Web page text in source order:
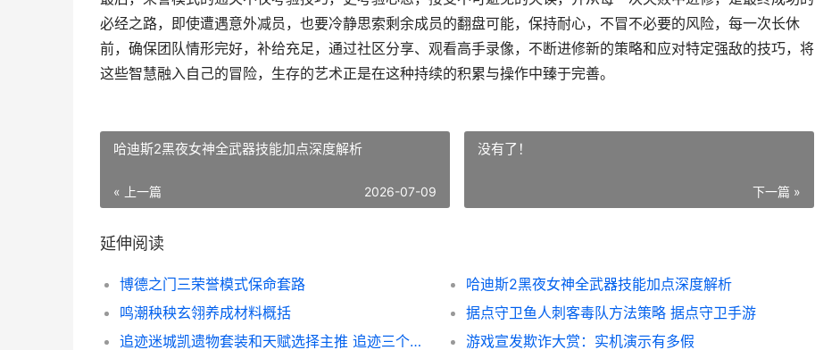
必经之路，即使遭遇意外减员，也要冷静思索剩余成员的翻盘可能，保持耐心，不冒不必要的风险，每一次长休
前，确保团队情形完好，补给充足，通过社区分享、观看高手录像，不断进修新的策略和应对特定强敌的技巧，将
这些智慧融入自己的冒险，生存的艺术正是在这种持续的积累与操作中臻于完善。
哈迪斯2黑夜女神全武器技能加点深度解析
« 上一篇 2026-07-09
没有了！
下一篇 »
延伸阅读
博德之门三荣誉模式保命套路
哈迪斯2黑夜女神全武器技能加点深度解析
鸣潮秧秧玄翎养成材料概括
据点守卫鱼人刺客毒队方法策略 据点守卫手游
追迹迷城凯遗物套装和天赋选择主推 追迹三个宝箱
游戏宣发欺诈大赏：实机演示有多假